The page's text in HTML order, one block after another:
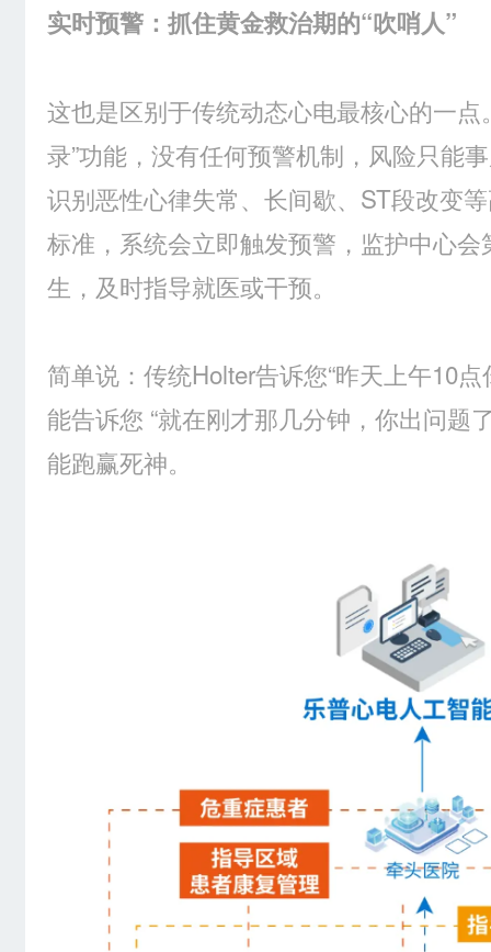
实时预警：抓住黄金救治期的“吹哨人”
这也是区别于传统动态心电最核心的一点
录”功能，没有任何预警机制，风险只能
识别恶性心律失常、长间歇、ST段改变
标准，系统会立即触发预警，监护中心
生，及时指导就医或干预。
简单说：传统Holter告诉您“昨天上午10
能告诉您 “就在刚才那几分钟，你出问
能跑赢死神。